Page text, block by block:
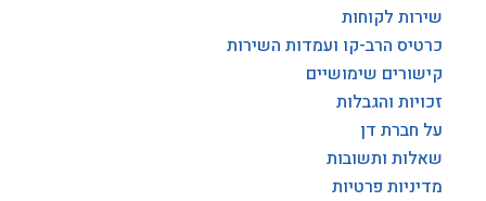
שירות לקוחות
כרטיס הרב-קו ועמדות השירות
קישורים שימושיים
זכויות והגבלות
על חברת דן
שאלות ותשובות
מדיניות פרטיות